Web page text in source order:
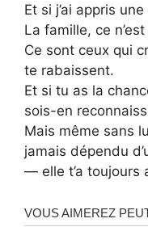
Et si j’ai appris
La famille, ce
Ce sont ceux qui
te rabaissent.
Et si tu as la
sois-en
Mais même sans
jamais dépendu
— elle t’a toujours